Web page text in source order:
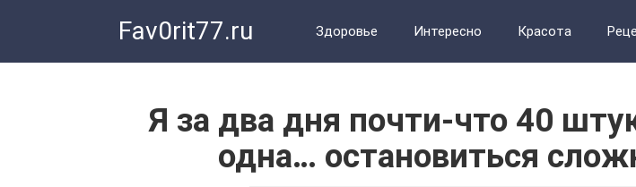
Fav0rit77.ru Здоровье Интересно Красота
Я за два дня почти-что 40
одна… остановиться